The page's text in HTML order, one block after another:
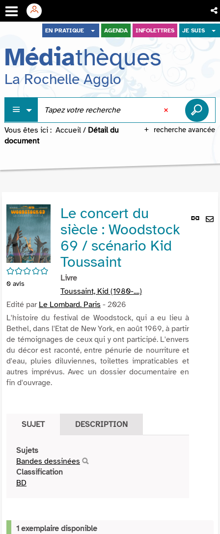
menu
contenu
recherche
EN PRATIQUE AGENDA INFOLETTRES JE SUIS
Médiathèques
La Rochelle Agglo
recherche avancée
Vous êtes ici : Accueil / Détail du
document
Lien
/5
0 avis
Le concert du
siècle : Woodstock
69 / scénario Kid
Toussaint
Livre
Toussaint, Kid (1980-....)
Edité par Le Lombard. Paris - 2026
L'histoire du festival de Woodstock, qui a eu lieu à
Bethel, dans l'Etat de New York, en août 1969, à partir
de témoignages de ceux qui y ont participé. L'envers
du décor est raconté, entre pénurie de nourriture et
d'eau, pluies diluviennes, toilettes impraticables et
autres imprévus. Avec un dossier documentaire en
fin d'ouvrage.
SUJET DESCRIPTION
Sujets
Bandes dessinées
Classification
BD
1 exemplaire disponible